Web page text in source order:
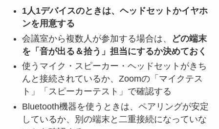
1人1デバイスのときは、ヘッドセットかイヤホ
ンを用意する
会議室から複数人が参加する場合は、
どの端末
を「音が出る＆拾う」担当にするか決めておく
使うマイク・スピーカー・ヘッドセットがきち
んと接続されているか、Zoomの「マイクテス
ト」「スピーカーテスト」で確認する
Bluetooth機器を使うときは、ペアリングが安定
しているか、別の端末と二重接続になっていな